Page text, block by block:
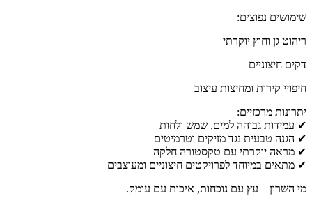
שימושים נפוצים:
ריהוט גן וחוץ יוקרתי
דקים חיצוניים
חיפויי קירות ומחיצות עיצוב
יתרונות מרכזיים:
✔ עמידות גבוהה למים, שמש ולחות
✔ הגנה טבעית נגד מזיקים וטרמיטים
✔ מראה יוקרתי עם טקסטורה חלקה
✔ מתאים במיוחד לפרויקטים חיצוניים ומעוצבים
מי השרון – עץ עם נוכחות, איכות עם עומק.